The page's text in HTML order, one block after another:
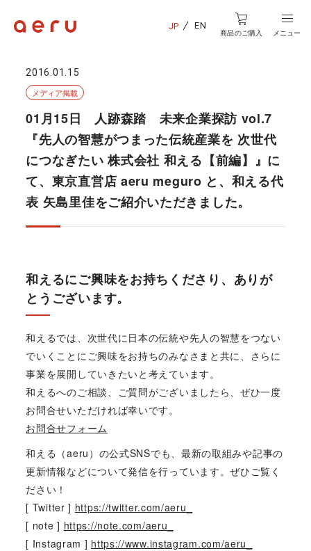
JP EN
商品のご購入 メニュー
2016.01.15
メディア掲載
01月15日 人跡森踏 未来企業探訪 vol.7
『先人の智慧がつまった伝統産業を 次世代
につなぎたい 株式会社 和える【前編】』に
て、東京直営店 aeru meguro と、和える代
表 矢島里佳をご紹介いただきました。
和えるにご興味をお持ちくださり、ありが
とうございます。
和えるでは、次世代に日本の伝統や先人の智慧をつない
でいくことにご興味をお持ちのみなさまと共に、さらに
事業を展開していきたいと考えています。
和えるへのご相談、ご質問がございましたら、ぜひ一度
お問合せいただければ幸いです。
お問合せフォーム
和える（aeru）の公式SNSでも、最新の取組みや記事の
更新情報などについて発信を行っています。ぜひご覧く
ださい！
[ Twitter ] https://twitter.com/aeru_
[ note ] https://note.com/aeru_
[ Instagram ] https://www.instagram.com/aeru_